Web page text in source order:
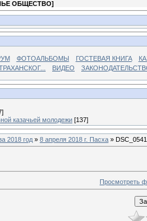
ОБЩЕСТВО]
ФОТОАЛЬБОМЫ ГОСТЕВАЯ КНИГА
ВИДЕО
казачьей молодежи [137]
2018 год » 8 апреля 2018 г. Пасха » DSC_0541
Просмотреть